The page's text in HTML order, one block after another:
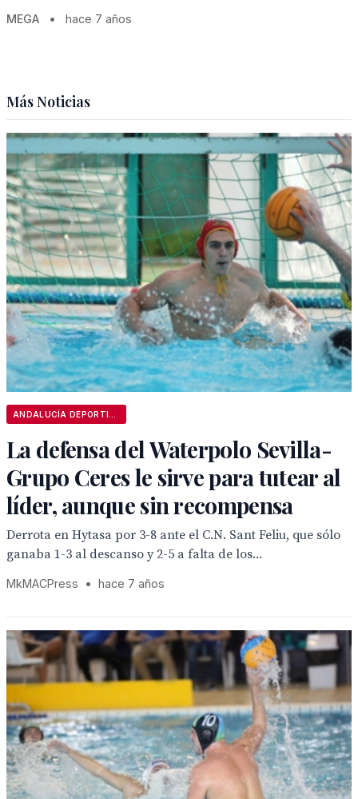
MEGA • hace 7 años
Más Noticias
La defensa del Waterpolo Sevilla-
Grupo Ceres le sirve para tutear al
líder, aunque sin recompensa
Derrota en Hytasa por 3-8 ante el C.N. Sant Feliu, que sólo
ganaba 1-3 al descanso y 2-5 a falta de los...
MkMACPress • hace 7 años